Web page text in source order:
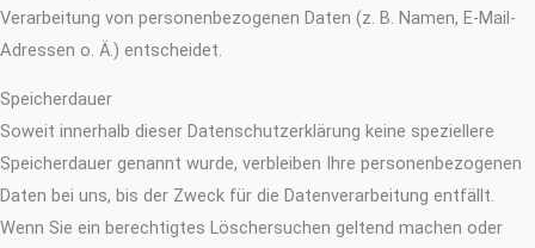
Verarbeitung von personenbezogenen Daten (z. B. Namen, E-Mail-
Adressen o. Ä.) entscheidet.
Speicherdauer
Soweit innerhalb dieser Datenschutzerklärung keine speziellere
Speicherdauer genannt wurde, verbleiben Ihre personenbezogenen
Daten bei uns, bis der Zweck für die Datenverarbeitung entfällt.
Wenn Sie ein berechtigtes Löschersuchen geltend machen oder